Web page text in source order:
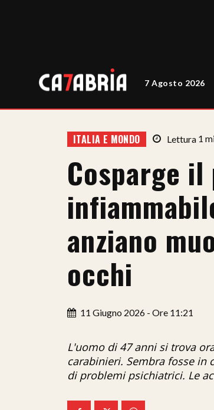
7 Agosto 2026
ITALIA E MONDO Lettura 1
Cosparge
anziano
occhi
11 Giugno 2026 - Ore 11:21
L'uomo di 47 anni si trova
carabinieri. Sembra fosse in
di problemi psichiatrici. Le